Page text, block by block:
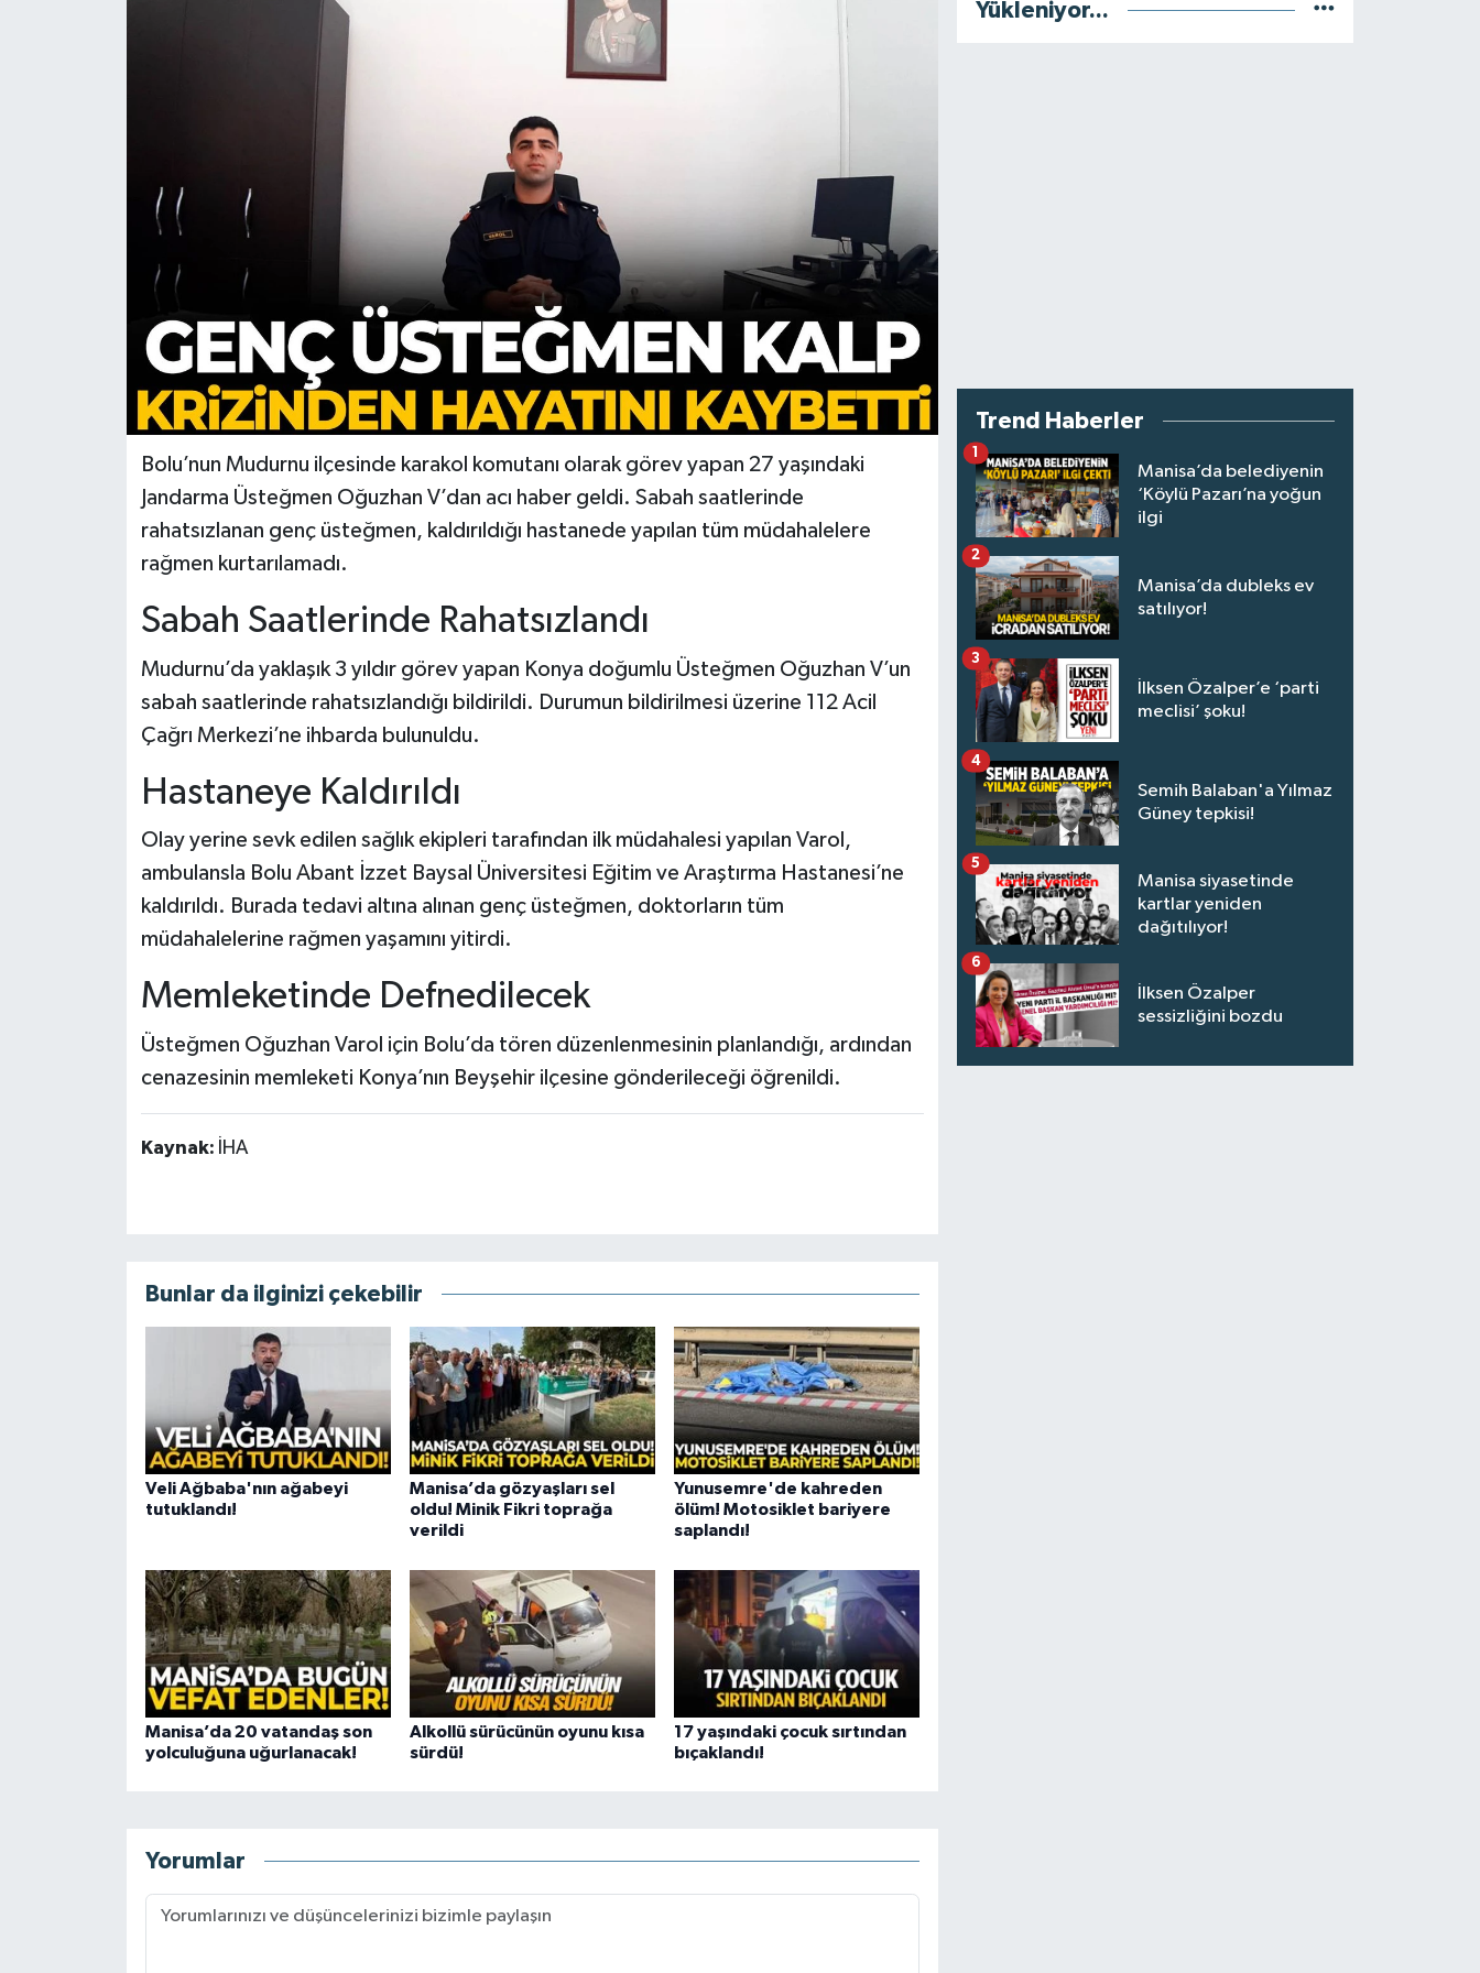
Bolu’nun Mudurnu ilçesinde karakol komutanı olarak görev yapan 27 yaşındaki
Jandarma Üsteğmen Oğuzhan V’dan acı haber geldi. Sabah saatlerinde
rahatsızlanan genç üsteğmen, kaldırıldığı hastanede yapılan tüm müdahalelere
rağmen kurtarılamadı.
Sabah Saatlerinde Rahatsızlandı
Mudurnu’da yaklaşık 3 yıldır görev yapan Konya doğumlu Üsteğmen Oğuzhan V’un
sabah saatlerinde rahatsızlandığı bildirildi. Durumun bildirilmesi üzerine 112 Acil
Çağrı Merkezi’ne ihbarda bulunuldu.
Hastaneye Kaldırıldı
Olay yerine sevk edilen sağlık ekipleri tarafından ilk müdahalesi yapılan Varol,
ambulansla Bolu Abant İzzet Baysal Üniversitesi Eğitim ve Araştırma Hastanesi’ne
kaldırıldı. Burada tedavi altına alınan genç üsteğmen, doktorların tüm
müdahalelerine rağmen yaşamını yitirdi.
Memleketinde Defnedilecek
Üsteğmen Oğuzhan Varol için Bolu’da tören düzenlenmesinin planlandığı, ardından
cenazesinin memleketi Konya’nın Beyşehir ilçesine gönderileceği öğrenildi.
Kaynak: İHA
Bunlar da ilginizi çekebilir
Veli Ağbaba'nın ağabeyi
tutuklandı!
Manisa’da gözyaşları sel
oldu! Minik Fikri toprağa
verildi
Yunusemre'de kahreden
ölüm! Motosiklet bariyere
saplandı!
Manisa’da 20 vatandaş son
yolculuğuna uğurlanacak!
Alkollü sürücünün oyunu kısa
sürdü!
17 yaşındaki çocuk sırtından
bıçaklandı!
Yorumlar
Yükleniyor...
Trend Haberler
Manisa’da belediyenin
‘Köylü Pazarı’na yoğun
ilgi
1
Manisa’da dubleks ev
satılıyor!
2
İlksen Özalper’e ‘parti
meclisi’ şoku!
3
Semih Balaban'a Yılmaz
Güney tepkisi!
4
Manisa siyasetinde
kartlar yeniden
dağıtılıyor!
5
İlksen Özalper
sessizliğini bozdu
6